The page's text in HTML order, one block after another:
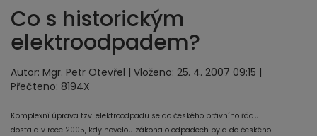
Co s historickým
elektroodpadem?
Autor: Mgr. Petr Otevřel | Vloženo: 25. 4. 2007 09:15 |
Přečteno: 8194X
Komplexní úprava tzv. elektroodpadu se do českého právního řádu
dostala v roce 2005, kdy novelou zákona o odpadech byla do českého